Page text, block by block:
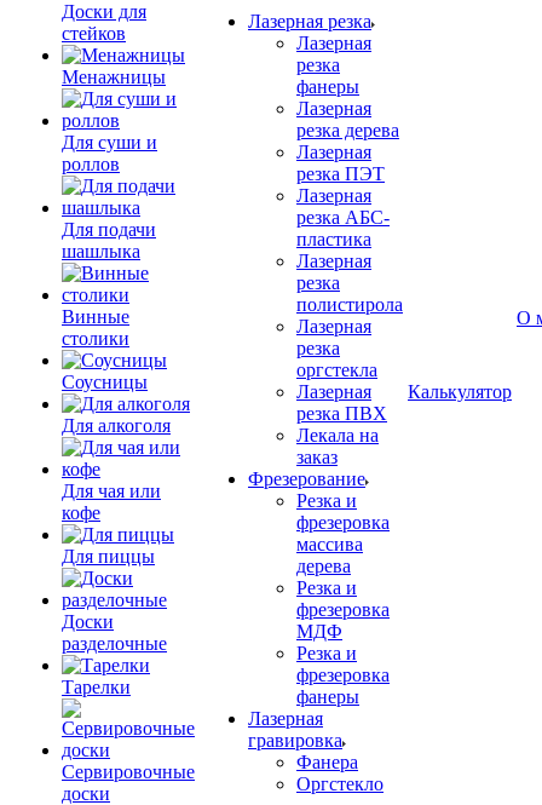
Доски для
стейков
Менажницы
Для суши и
роллов
Для подачи
шашлыка
Винные
столики
Соусницы
Для алкоголя
Для чая или
кофе
Для пиццы
Доски
разделочные
Тарелки
Сервировочные
доски
Лазерная резка
Лазерная
резка
фанеры
Лазерная
резка дерева
Лазерная
резка ПЭТ
Лазерная
резка АБС-
пластика
Лазерная
резка
полистирола
Лазерная
резка
оргстекла
Лазерная
резка ПВХ
Лекала на
заказ
Фрезерование
Резка и
фрезеровка
массива
дерева
Резка и
фрезеровка
МДФ
Резка и
фрезеровка
фанеры
Лазерная
гравировка
Фанера
Орг­стек­ло
Калькулятор
О